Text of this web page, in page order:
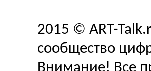
2015 © ART-
сообщество
Внимание! Все